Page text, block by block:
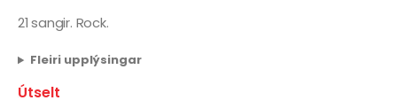
21 sangir. Rock.
Fleiri upplýsingar
Útselt